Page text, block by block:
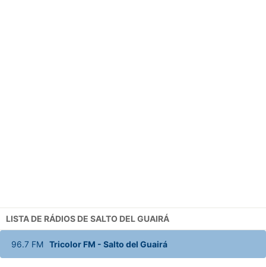
LISTA DE RÁDIOS DE SALTO DEL GUAIRÁ
96.7 FM Tricolor FM - Salto del Guairá